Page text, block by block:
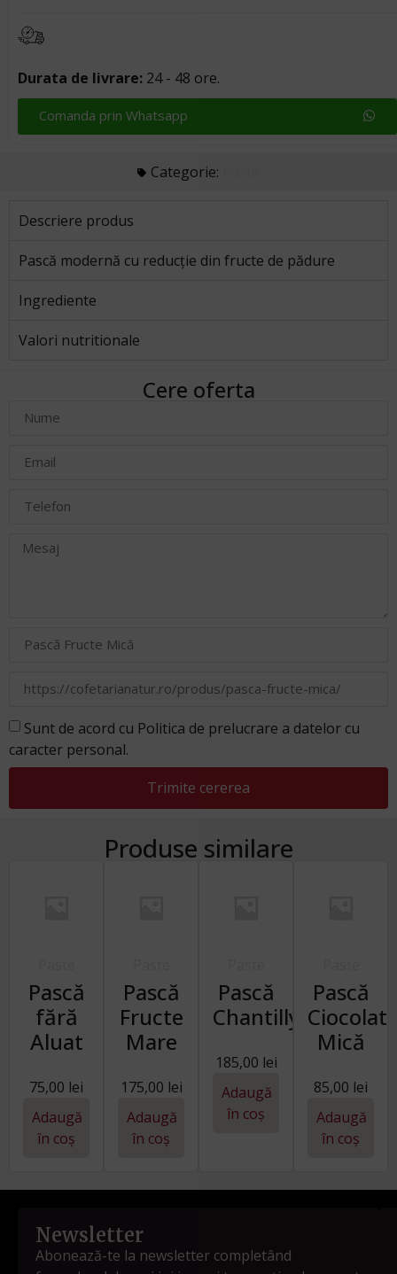
Durata de livrare: 24 - 48 ore.
Comanda prin Whatsapp
Categorie:
Descriere produs
Pască modernă cu reducție din fructe de pădure
Ingrediente
Valori nutritionale
Cere oferta
Sunt de acord cu Politica de prelucrare a datelor cu
caracter personal.
Trimite cererea
Produse similare
Pască
fără
Aluat
75,00 lei
Adaugă
în coș
Pască
Fructe
Mare
175,00 lei
Adaugă
în coș
Pască
Chantilly
185,00 lei
Adaugă
în coș
Pască
Mică
85,00 lei
Adaugă
în coș
Newsletter
Abonează-te la newsletter completând